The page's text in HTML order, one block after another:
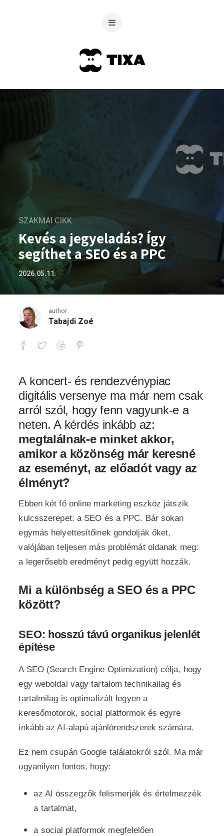
SZAKMAI CIKK
Kevés a jegyeladás? Így
segíthet a SEO és a PPC
2026.05.11.
author:
Tabajdi Zoé
Kevés a jegyeladás? Így segíthet a SEO
A koncert- és rendezvénypiac
digitális versenye ma már nem csak
arról szól, hogy fenn vagyunk-e a
neten. A kérdés inkább az:
megtalálnak-e minket akkor,
amikor a közönség már keresné
az eseményt, az előadót vagy az
élményt?
Ebben két fő online marketing eszköz játszik
kulcsszerepet: a SEO és a PPC. Bár sokan
egymás helyettesítőinek gondolják őket,
valójában teljesen más problémát oldanak meg:
a legerősebb eredményt pedig együtt hozzák.
Mi a különbség a SEO és a PPC
között?
SEO: hosszú távú organikus jelenlét
építése
A SEO (Search Engine Optimization) célja, hogy
egy weboldal vagy tartalom technikailag és
tartalmilag is optimalizált legyen a
keresőmotorok, social platformok és egyre
inkább az AI-alapú ajánlórendszerek számára.
Ez nem csupán Google találatokról szól. Ma már
ugyanilyen fontos, hogy:
az AI összegzők felismerjék és értelmezzék
a tartalmat,
a social platformok megfelelően